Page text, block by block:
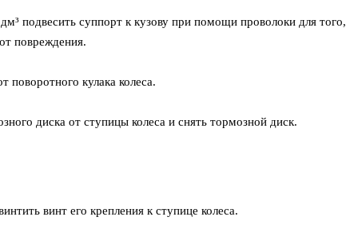
подвесить суппорт к кузову при помощи проволоки для того,
повреждения.
поворотного кулака колеса.
диска от ступицы колеса и снять тормозной диск.
винт его крепления к ступице колеса.